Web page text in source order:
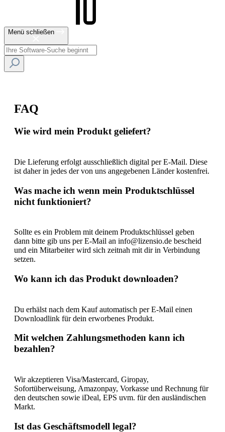
Menü schließen
FAQ
Wie wird mein Produkt geliefert?
Die Lieferung erfolgt ausschließlich digital per E-Mail. Diese
ist daher in jedes der von uns angegebenen Länder kostenfrei.
Was mache ich wenn mein Produktschlüssel
nicht funktioniert?
Sollte es ein Problem mit deinem Produktschlüssel geben
dann bitte gib uns per E-Mail an info@lizensio.de bescheid
und ein Mitarbeiter wird sich zeitnah mit dir in Verbindung
setzen.
Wo kann ich das Produkt downloaden?
Du erhälst nach dem Kauf automatisch per E-Mail einen
Downloadlink für dein erworbenes Produkt.
Mit welchen Zahlungsmethoden kann ich
bezahlen?
Wir akzeptieren Visa/Mastercard, Giropay,
Sofortüberweisung, Amazonpay, Vorkasse und Rechnung für
den deutschen sowie iDeal, EPS uvm. für den ausländischen
Markt.
Ist das Geschäftsmodell legal?